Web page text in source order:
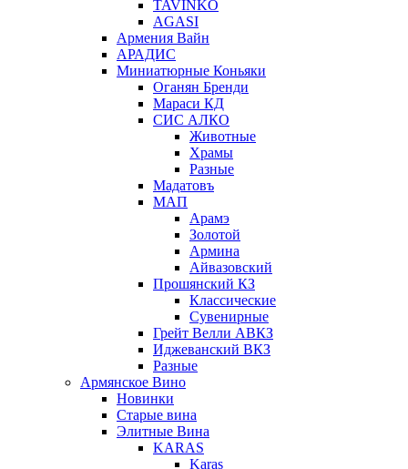
TAVINKO
AGASI
Армения Вайн
АРАДИС
Миниатюрные Коньяки
Оганян Бренди
Мараси КД
СИС АЛКО
Животные
Храмы
Разные
Мадатовъ
МАП
Арамэ
Золотой
Армина
Айвазовский
Прошянский КЗ
Классические
Сувенирные
Грейт Велли АВКЗ
Иджеванский ВКЗ
Разные
Армянское Вино
Новинки
Старые вина
Элитные Вина
KARAS
Karas